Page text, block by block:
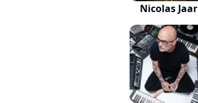
Nicolas Jaar